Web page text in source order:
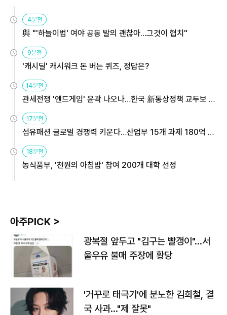
4분전
與 "'하늘이법' 여야 공동 발의 괜찮아…그것이 협치"
9분전
'캐시딜' 캐시워크 돈 버는 퀴즈, 정답은?
14분전
관세전쟁 '엔드게임' 윤곽 나오나…한국 新통상정책 교두보 활
17분전
섬유패션 글로벌 경쟁력 키운다…산업부 15개 과제 180억 지
18분전
농식품부, '천원의 아침밥' 참여 200개 대학 선정
아주PICK >
광복절 앞두고 "김구는 빨갱이"…서
울우유 불매 주장에 황당
'거꾸로 태극기'에 분노한 김희철, 결
국 사과…"제 잘못"